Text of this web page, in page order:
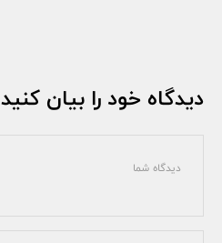
دیدگاه خود را بیان کنید